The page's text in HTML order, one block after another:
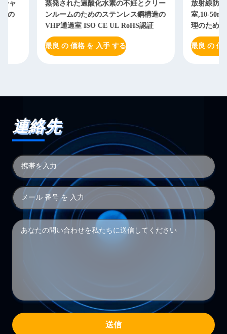
蒸発された過酸化水素の不妊とクリー
ンルームのためのステンレス鋼構造の
VHP通過室 ISO CE UL RoHS認証
最良 の 価格 を 入手 する
放射線防護の転送
室,10-50mmの鉛同
理のためのHEPA/
最良 の 価格 を 入
連絡先
送信